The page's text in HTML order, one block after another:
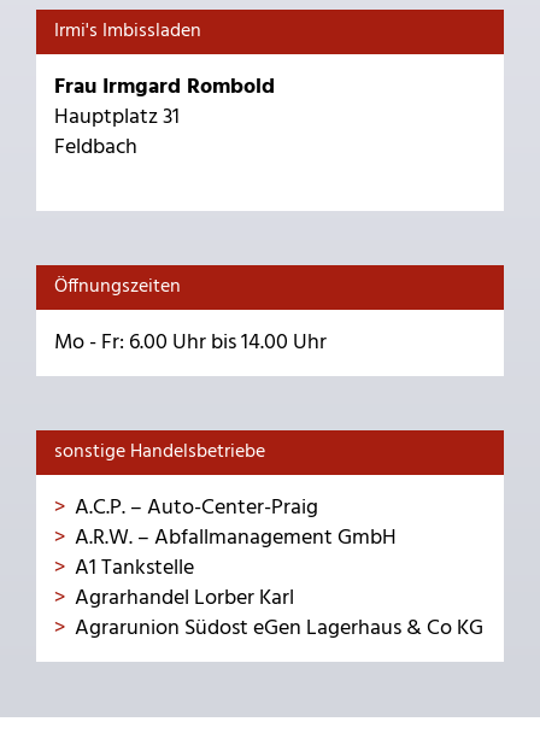
Irmi's Imbissladen
Frau Irmgard Rombold
Hauptplatz 31
Feldbach
Öffnungszeiten
Mo - Fr: 6.00 Uhr bis 14.00 Uhr
sonstige Handelsbetriebe
A.C.P. – Auto-Center-Praig
A.R.W. – Abfallmanagement GmbH
A1 Tankstelle
Agrarhandel Lorber Karl
Agrarunion Südost eGen Lagerhaus & Co KG